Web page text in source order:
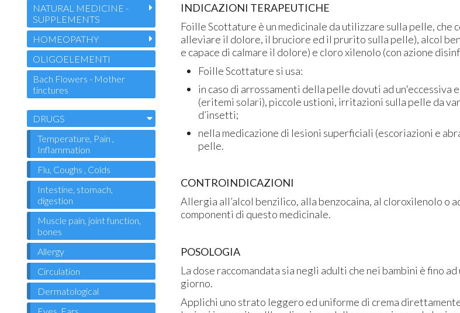
INDICAZIONI TERAPEUTICHE
Foille Scottature è un medicinale da utilizzare sulla pelle, che
alleviare il dolore, il bruciore ed il prurito sulla pelle), alcol
e capace di calmare il dolore) e cloro xilenolo (con azione
Foille Scottature si usa:
in caso di arrossamenti della pelle dovuti ad un'eccessiva
(eritemi solari), piccole ustioni, irritazioni sulla pelle da
d’insetti;
nella medicazione di lesioni superficiali (escoriazioni e
pelle.
CONTROINDICAZIONI
Allergia all’alcol benzilico, alla benzocaina, al cloroxilenolo o
componenti di questo medicinale.
POSOLOGIA
La dose raccomandata sia negli adulti che nei bambini è fino
giorno.
Applichi uno strato leggero ed uniforme di crema
NATURAL MEDICINE -
SUPPLEMENTS
HOMEOPATHY
OLIGOELEMENTI
Bach Flowers - Mother
tinctures
DRUGS
Temperature, Pain ,
Inflammation
Flu, Coughs , Colds
Intestine, stomach,
digestion
Muscle pain, joint function,
bones
Allergy
Circulation
Dermatological
Eyes, Ears